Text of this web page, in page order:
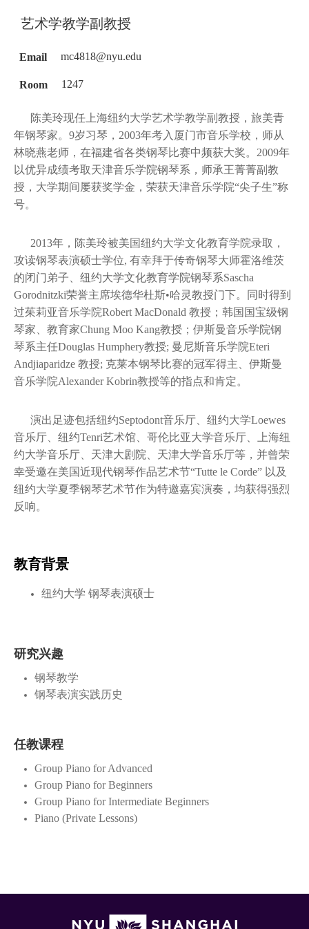
艺术学教学副教授
Email mc4818@nyu.edu
Room 1247
陈美玲现任上海纽约大学艺术学教学副教授，旅美青
年钢琴家。9岁习琴，2003年考入厦门市音乐学校，师从
林晓燕老师，在福建省各类钢琴比赛中频获大奖。2009年
以优异成绩考取天津音乐学院钢琴系，师承王菁菁副教
授，大学期间屡获奖学金，荣获天津音乐学院“尖子生”称
号。
2013年，陈美玲被美国纽约大学文化教育学院录取，
攻读钢琴表演硕士学位, 有幸拜于传奇钢琴大师霍洛维茨
的闭门弟子、纽约大学文化教育学院钢琴系Sascha
Gorodnitzki荣誉主席埃德华杜斯•哈灵教授门下。同时得到
过茱莉亚音乐学院Robert MacDonald 教授；韩国国宝级钢
琴家、教育家Chung Moo Kang教授；伊斯曼音乐学院钢
琴系主任Douglas Humphery教授; 曼尼斯音乐学院Eteri
Andjiaparidze 教授; 克莱本钢琴比赛的冠军得主、伊斯曼
音乐学院Alexander Kobrin教授等的指点和肯定。
演出足迹包括纽约Septodont音乐厅、纽约大学Loewes
音乐厅、纽约Tenri艺术馆、哥伦比亚大学音乐厅、上海纽
约大学音乐厅、天津大剧院、天津大学音乐厅等，并曾荣
幸受邀在美国近现代钢琴作品艺术节“Tutte le Corde” 以及
纽约大学夏季钢琴艺术节作为特邀嘉宾演奏，均获得强烈
反响。
教育背景
纽约大学 钢琴表演硕士
研究兴趣
钢琴教学
钢琴表演实践历史
任教课程
Group Piano for Advanced
Group Piano for Beginners
Group Piano for Intermediate Beginners
Piano (Private Lessons)